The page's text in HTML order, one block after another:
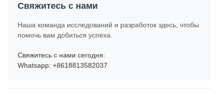
Свяжитесь с нами
Наша команда исследований и разработок здесь, чтобы
помочь вам добиться успеха.
Свяжитесь с нами сегодня:
Whatsapp: +8618813582037